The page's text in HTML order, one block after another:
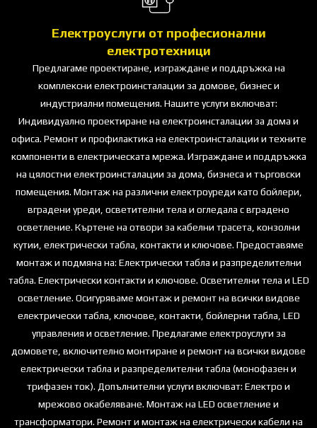
Електроуслуги от професионални
електротехници
Предлагаме проектиране, изграждане и поддръжка на
комплексни електроинсталации за домове, бизнес и
индустриални помещения. Нашите услуги включват:
Индивидуално проектиране на електроинсталации за дома и
офиса. Ремонт и профилактика на електроинсталации и техните
компоненти в електрическата мрежа. Изграждане и поддръжка
на цялостни електроинсталации за дома, бизнеса и търговски
помещения. Монтаж на различни електроуреди като бойлери,
вградени уреди, осветителни тела и огледала с вградено
осветление. Къртене на отвори за кабелни трасета, конзолни
кутии, електрически табла, контакти и ключове. Предоставяме
монтаж и подмяна на: Електрически табла и разпределителни
табла. Електрически контакти и ключове. Осветителни тела и LED
осветление. Осигуряваме монтаж и ремонт на всички видове
електрически табла, ключове, контакти, бойлерни табла, LED
управления и осветление. Предлагаме електроуслуги за
домовете, включително монтиране и ремонт на всички видове
електрически табла и разпределителни табла (монофазен и
трифазен ток). Допълнителни услуги включват: Електро и
мрежово окабеляване. Монтаж на LED осветление и
трансформатори. Ремонт и монтаж на електрически кабели на